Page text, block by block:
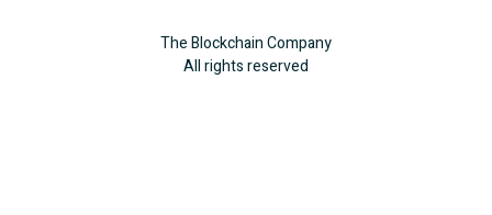
The Blockchain Company
All rights reserved